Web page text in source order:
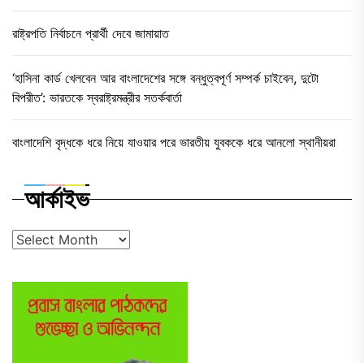
রাষ্ট্রপতি নির্বাচনে প্রার্থী দেবে জামায়াত
‘হাসিনা কার্ড খেলবেন আর বাংলাদেশের সঙ্গে বন্ধুত্বপূর্ণ সম্পর্ক চাইবেন, দুটো
বিপরীত’: ভারতকে স্বরাষ্ট্রমন্ত্রীর সতর্কবার্তা
বাংলাদেশি বৃদ্ধকে ধরে নিয়ে যাওয়ার পরে ভারতীয় যুবককে ধরে আনলো স্থানীয়রা
আর্কাইভ
আর্কাইভ